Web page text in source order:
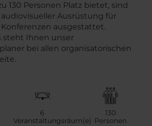
130 Personen Platz bietet, sind
Ausrüstung für
ausgestattet.
steht Ihnen unser
bei allen organisatorischen
6
Veranstaltungsräum(e)
130
Personen